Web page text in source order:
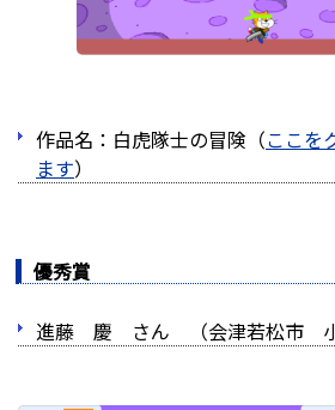
作品名：白虎隊士の冒険（ここを
ます）
優秀賞
進藤 慶 さん （会津若松市 小